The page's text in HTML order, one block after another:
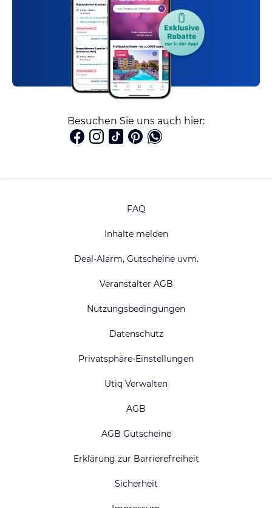
Besuchen Sie uns auch hier:
FAQ
Inhalte melden
Deal-Alarm, Gutscheine uvm.
Veranstalter AGB
Nutzungsbedingungen
Datenschutz
Privatsphäre-Einstellungen
Utiq Verwalten
AGB
AGB Gutscheine
Erklärung zur Barrierefreiheit
Sicherheit